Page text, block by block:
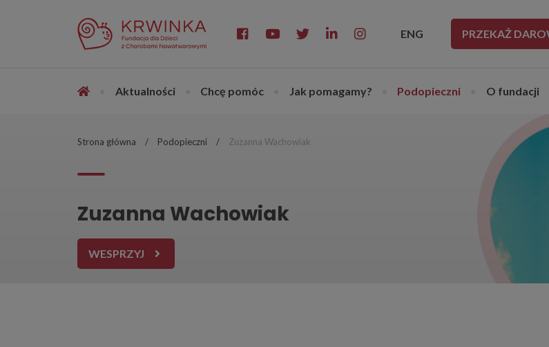
ENG PRZEKAŻ
Aktualności Chcę pomóc Jak pomagamy? Podopieczni O fundacji
Strona główna Podopieczni Zuzanna Wachowiak
Zuzanna Wachowiak
WESPRZYJ